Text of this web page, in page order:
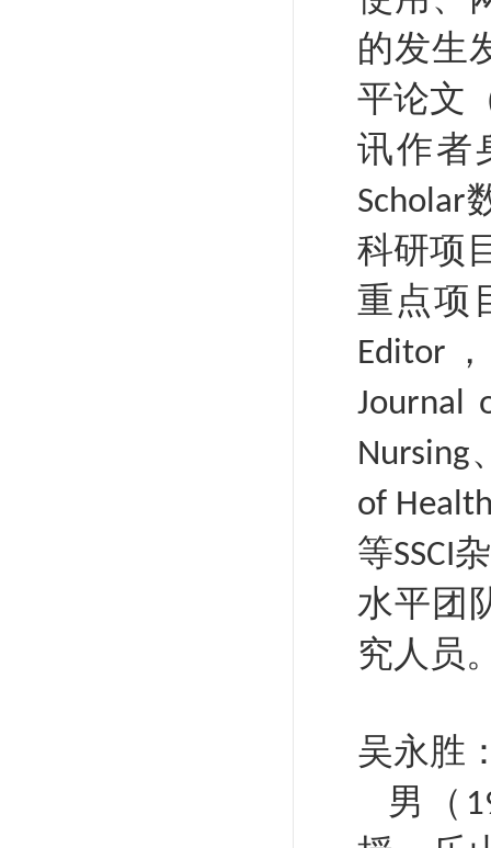
的发生
平论文
讯作者
Scholar
科研项
重点项
Editor
Journal
Nursing
of
等SSCI
水平团
究人 员
吴永胜
男（